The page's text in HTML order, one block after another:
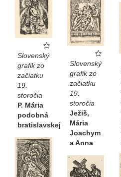
Slovenský
grafik zo
začiatku
19.
storočia
P. Mária
podobná
bratislavskej
Slovenský
grafik zo
začiatku
19.
storočia
Ježiš,
Mária
Joachym
a Anna